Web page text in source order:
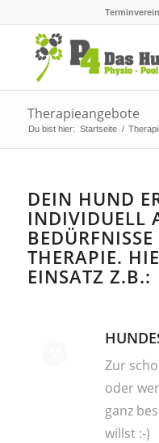
Therapieangebote
Du bist hier: Startseite /
DEIN HUND
INDIVIDUELL
THERAPIE.
EINSATZ Z.B.:
Zur
oder
ganz
willst :-)